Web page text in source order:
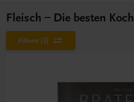
Fleisch – Die besten
Filtern (1)